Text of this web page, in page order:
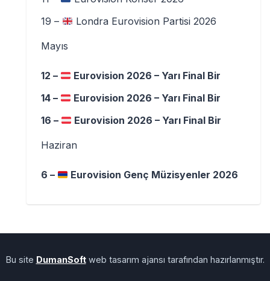
19 –
Londra Eurovision Partisi 2026
Mayıs
12 –
Eurovision 2026 – Yarı Final Bir
14 –
Eurovision 2026 – Yarı Final Bir
16 –
Eurovision 2026 – Yarı Final Bir
Haziran
6 – Eurovision Genç Müzisyenler 2026
Bu site DumanSoftweb tasarım ajansı tarafından hazırlanmıştır.